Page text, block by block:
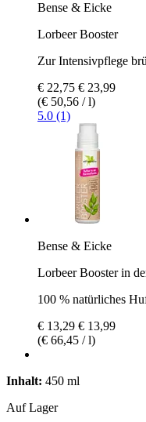
Bense & Eicke
Lorbeer Booster
Zur Intensivpflege
€ 22,75 € 23,99
(€ 50,56 / l)
5.0 (1)
Bense & Eicke
Lorbeer Booster in
100 % natürliches
€ 13,29 € 13,99
(€ 66,45 / l)
Inhalt: 450 ml
Auf Lager